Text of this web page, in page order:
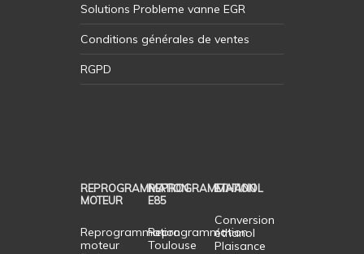
Solutions Probleme vanne EGR
Conditions générales de ventes
RGPD
REPROGRAMMATION
MOTEUR
Reprogrammation
moteur
REPROGRAMMATION
E85
Reprogrammation
Toulouse
ETHANOL
Conversion
éthanol
Plaisance